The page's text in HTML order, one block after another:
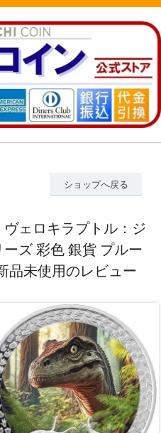
ショップへ戻る
ヴェロキラプトル：ジ
ズ 彩色 銀貨 プルー
品未使用のレビュー